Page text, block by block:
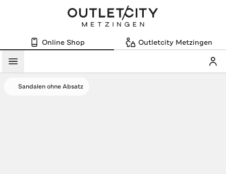
Online Shop Outletcity Metzingen
Menü
Sandalen ohne Absatz